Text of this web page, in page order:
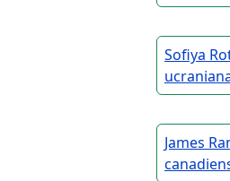
Sofiya
James